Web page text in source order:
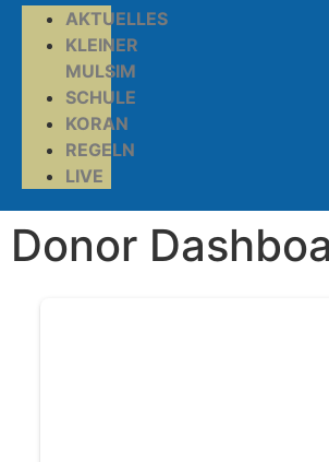
AKTUELLES
KLEINER
MULSIM
SCHULE
KORAN
REGELN
LIVE
Donor